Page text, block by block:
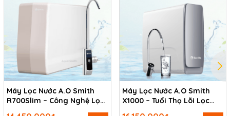
Thương hiệu A.O Smith - Hơn 150 năm tại Hoa Kỳ
Máy Lọc Nước A.O Smith
R700Slim – Công Nghệ Lọc
Máy Lọc Nước A.O Smith
X1000 – Tuổi Thọ Lõi Lọc